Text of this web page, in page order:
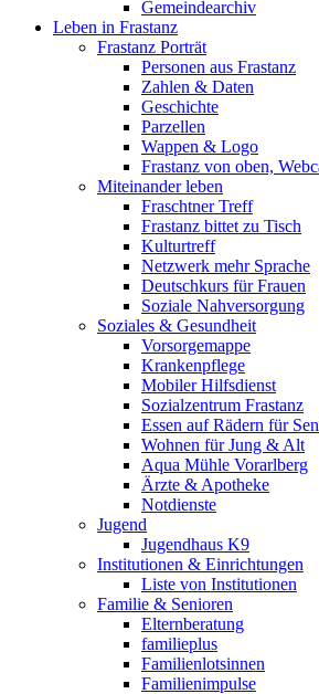
Gemeindearchiv
Leben in Frastanz
Frastanz Porträt
Personen aus Frastanz
Zahlen & Daten
Geschichte
Parzellen
Wappen & Logo
Frastanz von oben,
Miteinander leben
Fraschtner Treff
Frastanz bittet zu Tisch
Kulturtreff
Netzwerk mehr Sprache
Deutschkurs für Frauen
Soziale Nahversorgung
Soziales & Gesundheit
Vorsorgemappe
Krankenpflege
Mobiler Hilfsdienst
Sozialzentrum Frastanz
Essen auf Rädern für
Wohnen für Jung & Alt
Aqua Mühle Vorarlberg
Ärzte & Apotheke
Notdienste
Jugend
Jugendhaus K9
Institutionen & Einrichtungen
Liste von Institutionen
Familie & Senioren
Elternberatung
familieplus
Familienlotsinnen
Familienimpulse